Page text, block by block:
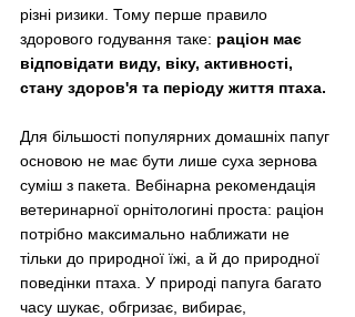
різні ризики. Тому перше правило
здорового годування таке: раціон має
відповідати виду, віку, активності,
стану здоров'я та періоду життя птаха.
Для більшості популярних домашніх папуг
основою не має бути лише суха зернова
суміш з пакета. Вебінарна рекомендація
ветеринарної орнітологині проста: раціон
потрібно максимально наближати не
тільки до природної їжі, а й до природної
поведінки птаха. У природі папуга багато
часу шукає, обгризає, вибирає,